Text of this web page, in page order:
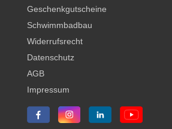
Geschenkgutscheine
Schwimmbadbau
Widerrufsrecht
Datenschutz
AGB
Impressum